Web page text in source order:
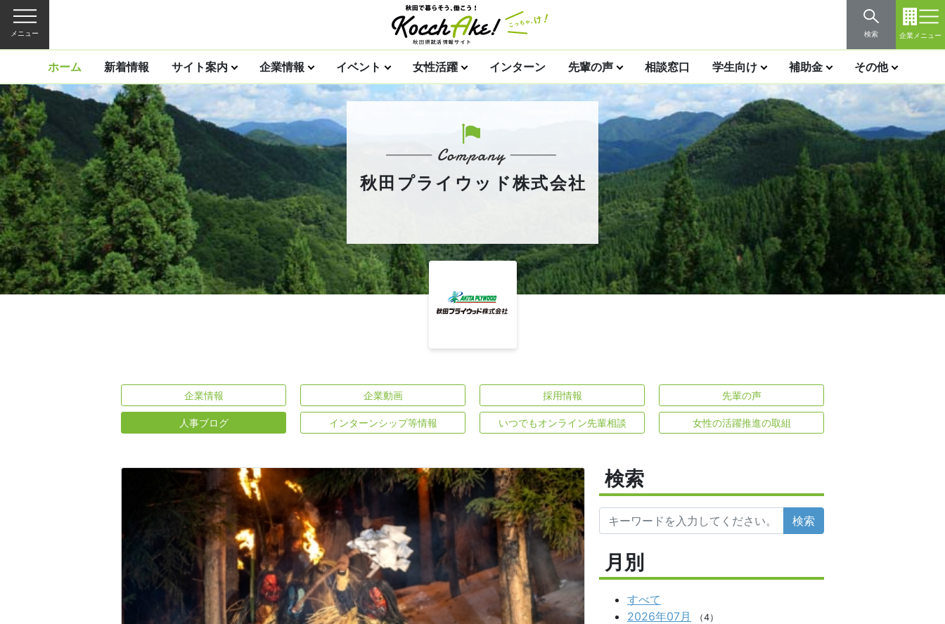
メニュー 検索 企業メニュー
ホーム 新着情報 サイト案内 企業情報 イベント 女性活躍 インターン 先輩の声 相談窓口 学生向け 補助金 その他
秋田プライウッド株式会社
企業情報 企業動画 採用情報 先輩の声
人事ブログ インターンシップ等情報 いつでもオンライン先輩相談 女性の活躍推進の取組
検索
検索
月別
すべて
2026年07月
（4）